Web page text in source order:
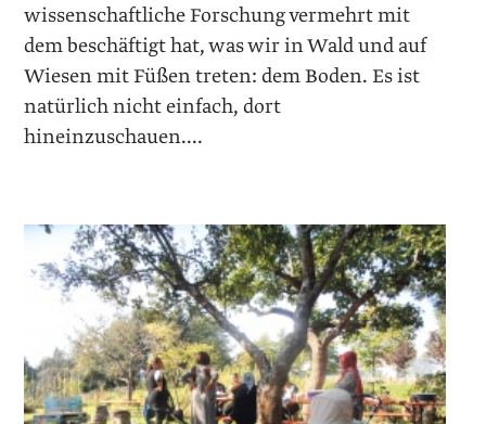
wissenschaftliche Forschung vermehrt mit
dem beschäftigt hat, was wir in Wald und auf
Wiesen mit Füßen treten: dem Boden. Es ist
natürlich nicht einfach, dort
hineinzuschauen....